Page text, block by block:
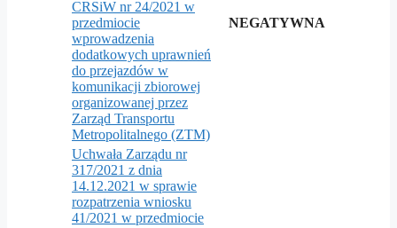
CRSiW nr 24/2021 w
przedmiocie
wprowadzenia
dodatkowych uprawnień
do przejazdów w
komunikacji zbiorowej
organizowanej przez
Zarząd Transportu
Metropolitalnego (ZTM)
NEGATYWNA
Uchwała Zarządu nr
317/2021 z dnia
14.12.2021 w sprawie
rozpatrzenia wniosku
41/2021 w przedmiocie